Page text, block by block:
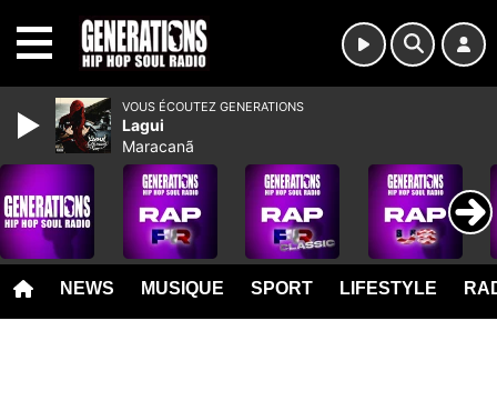
NEWS MUSIQUE SPORT LIFESTYLE
VOUS ÉCOUTEZ GENERATIONS
Lagui
Maracanã